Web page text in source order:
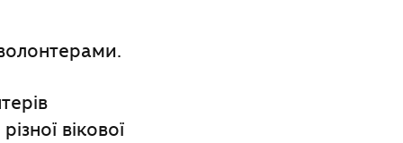
вікової